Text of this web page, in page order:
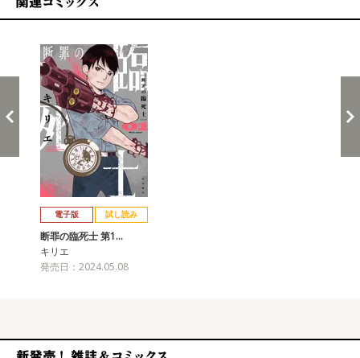
電子版 試し読み
断罪の臨死士 第1…
キリエ
発売日：2024.05.08